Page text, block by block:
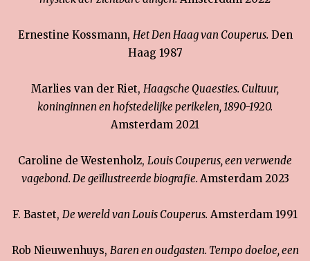
Ernestine Kossmann, Het Den Haag van Couperus. Den
Haag 1987
Marlies van der Riet, Haagsche Quaesties. Cultuur,
koninginnen en hofstedelijke perikelen, 1890-1920.
Amsterdam 2021
Caroline de Westenholz, Louis Couperus, een verwende
vagebond. De geïllustreerde biografie. Amsterdam 2023
F. Bastet, De wereld van Louis Couperus. Amsterdam 1991
Rob Nieuwenhuys, Baren en oudgasten. Tempo doeloe, een